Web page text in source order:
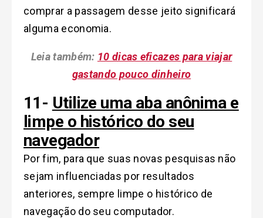
comprar a passagem desse jeito significará
alguma economia.
Leia também: 10 dicas eficazes para viajar
gastando pouco dinheiro
11- Utilize uma aba anônima e
limpe o histórico do seu
navegador
Por fim, para que suas novas pesquisas não
sejam influenciadas por resultados
anteriores, sempre limpe o histórico de
navegação do seu computador.